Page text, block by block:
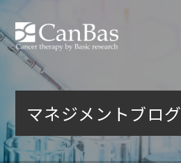
マネジメントブログ